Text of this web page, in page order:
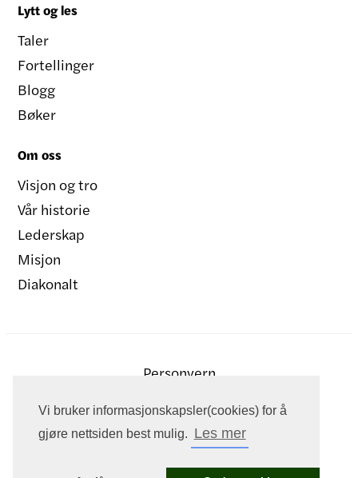
Vi bruker informasjonskapsler(cookies) for å
gjøre nettsiden best mulig. Les mer
Lytt og les
Taler
Fortellinger
Blogg
Bøker
Om oss
Visjon og tro
Vår historie
Lederskap
Misjon
Diakonalt
Personvern